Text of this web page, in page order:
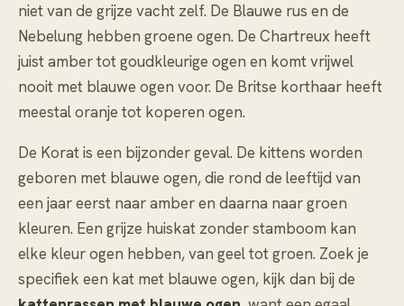
niet van de grijze vacht zelf. De Blauwe rus en de
Nebelung hebben groene ogen. De Chartreux heeft
juist amber tot goudkleurige ogen en komt vrijwel
nooit met blauwe ogen voor. De Britse korthaar heeft
meestal oranje tot koperen ogen.
De Korat is een bijzonder geval. De kittens worden
geboren met blauwe ogen, die rond de leeftijd van
een jaar eerst naar amber en daarna naar groen
kleuren. Een grijze huiskat zonder stamboom kan
elke kleur ogen hebben, van geel tot groen. Zoek je
specifiek een kat met blauwe ogen, kijk dan bij de